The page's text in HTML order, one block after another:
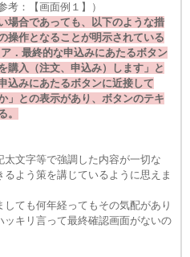
考：【画面例１】）
場合であっても、以下のような措
操作となることが明示されている
．最終的な申込みにあたるボタン
購入（注文、申込み）します」と
込みにあたるボタンに近接して
」との表示があり、ボタンのテキ
。
文字等で強調した内容が一切な
よう策を講じているように思えま
ても何年経ってもその気配があり
ッキリ言って最終確認画面がないの